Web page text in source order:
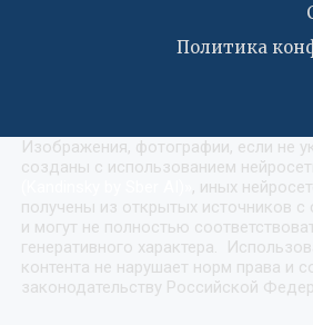
Политика
Изображения, фотографии, если не
созданы с использованием
, иных
получены из открытых источников
и могут не полностью
генеративного характера.
контента не нарушает норм права и
законодательству Российской